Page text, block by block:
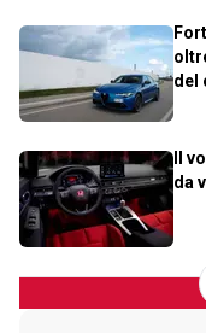
del
Il
da